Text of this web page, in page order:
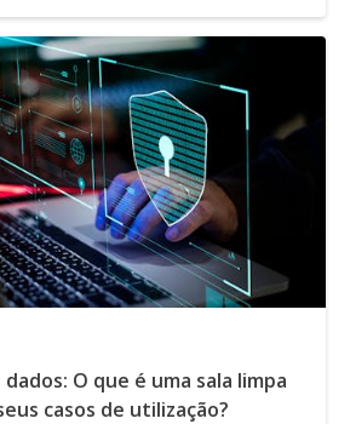
dados: O que é uma sala limpa
casos de utilização?